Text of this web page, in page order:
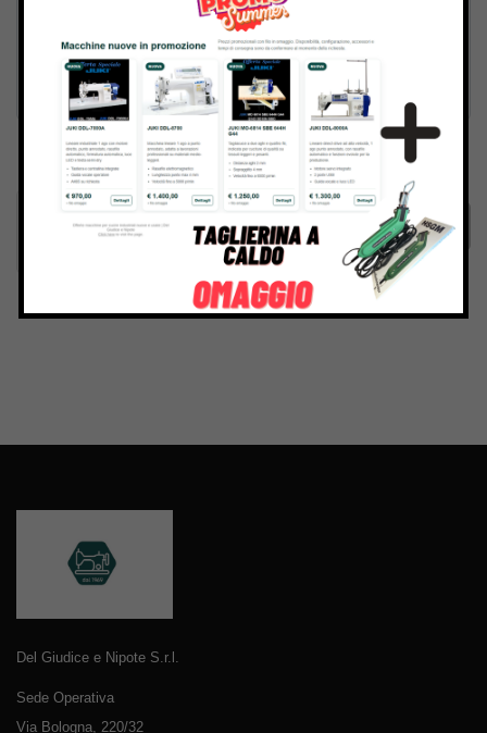
Inviando il messaggio confermo di aver letto e accettato
Termini e condizionidel sito web
Invia
Del Giudice e Nipote S.r.l.
Sede Operativa
Via Bologna, 220/32